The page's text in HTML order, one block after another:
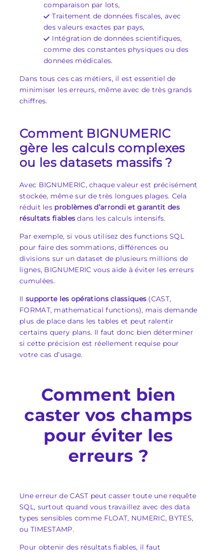
comparaison par lots,
Traitement de données fiscales, avec
des valeurs exactes par pays,
Intégration de données scientifiques,
comme des constantes physiques ou des
données médicales.
Dans tous ces cas métiers, il est essentiel de
minimiser les erreurs, même avec de très grands
chiffres.
Comment BIGNUMERIC
gère les calculs complexes
ou les datasets massifs ?
Avec BIGNUMERIC, chaque valeur est précisément
stockée, même sur de très longues plages. Cela
réduit les problèmes d’arrondi et garantit des
résultats fiables dans les calculs intensifs.
Par exemple, si vous utilisez des functions SQL
pour faire des sommations, différences ou
divisions sur un dataset de plusieurs millions de
lignes, BIGNUMERIC vous aide à éviter les erreurs
cumulées.
Il supporte les opérations classiques (CAST,
FORMAT, mathematical functions), mais demande
plus de place dans les tables et peut ralentir
certains query plans. Il faut donc bien déterminer
si cette précision est réellement requise pour
votre cas d’usage.
Comment bien
caster vos champs
pour éviter les
erreurs ?
Une erreur de CAST peut casser toute une requête
SQL, surtout quand vous travaillez avec des data
types sensibles comme FLOAT, NUMERIC, BYTES,
ou TIMESTAMP.
Pour obtenir des résultats fiables, il faut